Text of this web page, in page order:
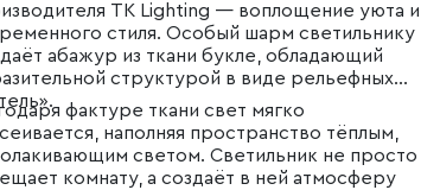
TK Lighting — воплощение уюта и
стиля. Особый шарм светильнику
абажур из ткани букле, обладающий
структурой в виде рельефных
фактуре ткани свет мягко
наполняя пространство тёплым,
светом. Светильник не просто
комнату, а создаёт в ней атмосферу